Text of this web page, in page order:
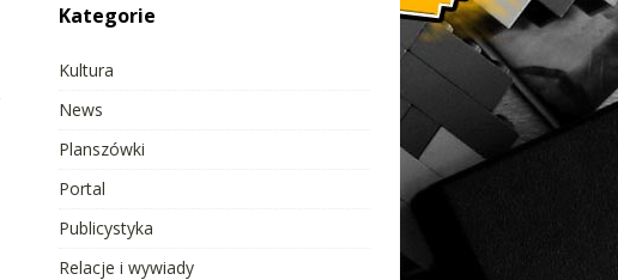
Kategorie
Kultura
News
Planszówki
Portal
Publicystyka
Relacje i wywiady